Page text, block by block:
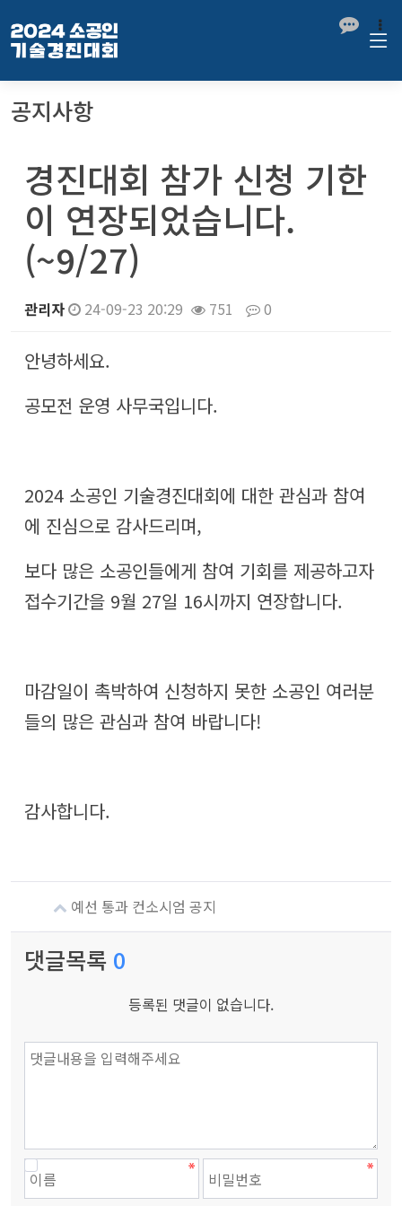
공지사항
경진대회 참가 신청 기한
이 연장되었습니다.
(~9/27)
관리자 24-09-23 20:29 751 0
본문
안녕하세요.
공모전 운영 사무국입니다.
2024 소공인 기술경진대회에 대한 관심과 참여
에 진심으로 감사드리며,
보다 많은 소공인들에게 참여 기회를 제공하고자
접수기간을 9월 27일 16시까지 연장합니다.
마감일이 촉박하여 신청하지 못한 소공인 여러분
들의 많은 관심과 참여 바랍니다!
감사합니다.
예선 통과 컨소시엄 공지
댓글목록 0
등록된 댓글이 없습니다.